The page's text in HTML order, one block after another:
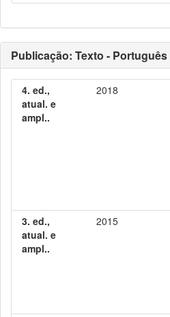
Publicação: Texto - Português
4. ed.,
atual. e
ampl..
2018
3. ed.,
atual. e
ampl..
2015